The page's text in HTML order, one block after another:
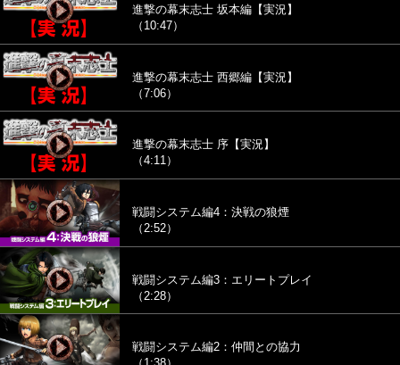
進撃の幕末志士 坂本編【実況】
（10:47）
進撃の幕末志士 西郷編【実況】
（7:06）
進撃の幕末志士 序【実況】
（4:11）
戦闘システム編4：決戦の狼煙
（2:52）
戦闘システム編3：エリートプレイ
（2:28）
戦闘システム編2：仲間との協力